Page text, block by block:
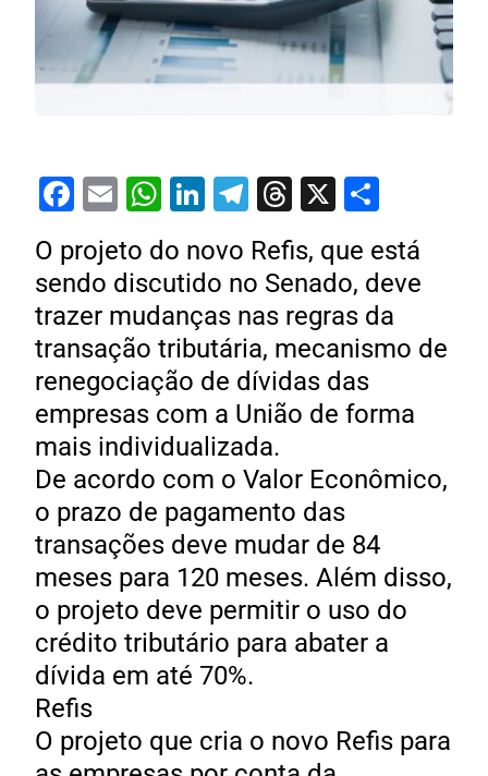
Facebook
EmailWhatsApp
LinkedIn
Telegram
Threads
X
O projeto do novo Refis, que está
sendo discutido no Senado, deve
trazer mudanças nas regras da
transação tributária, mecanismo de
renegociação de dívidas das
empresas com a União de forma
mais individualizada.
De acordo com o Valor Econômico,
o prazo de pagamento das
transações deve mudar de 84
meses para 120 meses. Além disso,
o projeto deve permitir o uso do
crédito tributário para abater a
dívida em até 70%.
Refis
O projeto que cria o novo Refis para